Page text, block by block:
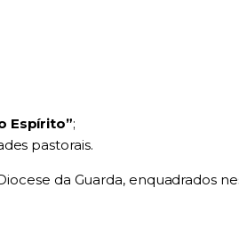
Espírito”;
pastorais.
da Guarda, enquadrados